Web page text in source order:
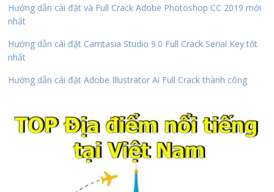
Hướng dẫn cài đặt và Full Crack Adobe Photoshop CC 2019 mới
nhất
Hướng dẫn cài đặt Camtasia Studio 9.0 Full Crack Serial Key tốt
nhất
Hướng dẫn cài đặt Adobe Illustrator Ai Full Crack thành công